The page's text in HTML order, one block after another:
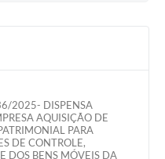
2025- DISPENSA
AQUISIÇÃO DE
PARA
DE CONTROLE,
DOS BENS MÓVEIS DA